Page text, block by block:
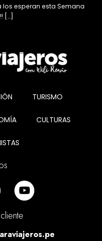
los esperan esta Semana
[…]
TURISMO
CULTURAS